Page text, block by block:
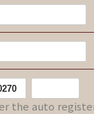
the auto